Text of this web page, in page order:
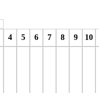
4 5 6 7 8 9 10